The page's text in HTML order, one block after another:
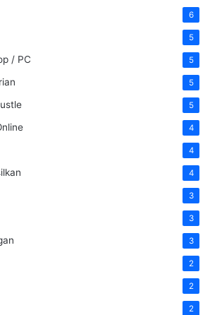
6
5
/ PC 5
5
5
4
4
4
3
3
3
2
2
2